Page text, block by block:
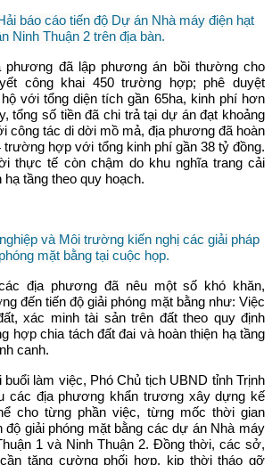
báo cáo tiến độ Dự án Nhà máy điện hạt
Ninh Thuận 2 trên địa bàn.
phương đã lập phương án bồi thường cho
công khai 450 trường hợp; phê duyệt
với tổng diện tích gần 65ha, kinh phí hơn
tổng số tiền đã chi trả tại dự án đạt khoảng
công tác di dời mồ mả, địa phương đã hoàn
trường hợp với tổng kinh phí gần 38 tỷ đồng.
thực tế còn chậm do khu nghĩa trang cải
tầng theo quy hoạch.
và Môi trường kiến nghị các giải pháp
mặt bằng tại cuộc họp.
địa phương đã nêu một số khó khăn,
đến tiến độ giải phóng mặt bằng như: Việc
xác minh tài sản trên đất theo quy định
hợp chia tách đất đai và hoàn thiện hạ tầng
canh.
buổi làm việc, Phó Chủ tịch UBND tỉnh Trịnh
các địa phương khẩn trương xây dựng kế
cho từng phần việc, từng mốc thời gian
độ giải phóng mặt bằng các dự án Nhà máy
1 và Ninh Thuận 2. Đồng thời, các sở,
tăng cường phối hợp, kịp thời tháo gỡ